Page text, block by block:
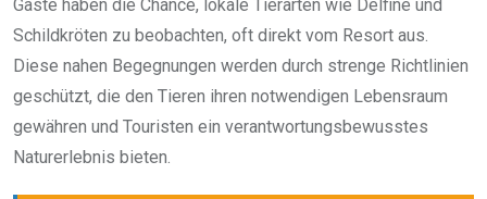
Gäste haben die Chance, lokale Tierarten wie Delfine und
Schildkröten zu beobachten, oft direkt vom Resort aus.
Diese nahen Begegnungen werden durch strenge Richtlinien
geschützt, die den Tieren ihren notwendigen Lebensraum
gewähren und Touristen ein verantwortungsbewusstes
Naturerlebnis bieten.